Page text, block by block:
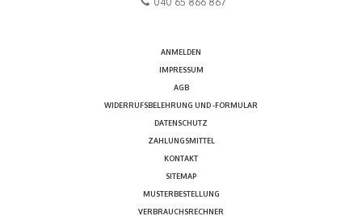
ANMELDEN
IMPRESSUM
AGB
WIDERRUFSBELEHRUNG UND -FORMULAR
DATENSCHUTZ
ZAHLUNGSMITTEL
KONTAKT
SITEMAP
MUSTERBESTELLUNG
VERBRAUCHSRECHNER